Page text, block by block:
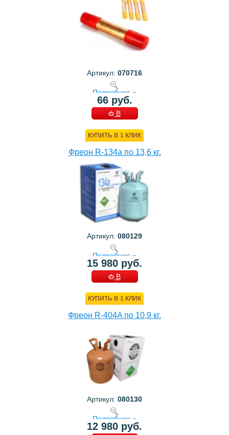
Артикул: 070716
Подробнее »
66 руб.
В
КУПИТЬ В 1 КЛИК
Фреон R-134a по 13,6 кг.
Артикул: 080129
Подробнее »
15 980 руб.
В
КУПИТЬ В 1 КЛИК
Фреон R-404A по 10,9 кг.
Артикул: 080130
Подробнее »
12 980 руб.